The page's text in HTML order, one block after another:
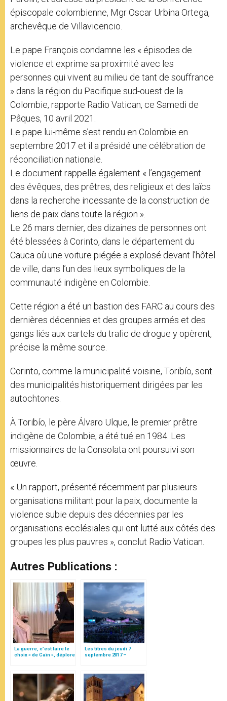
épiscopale colombienne, Mgr Oscar Urbina Ortega,
archevêque de Villavicencio.
Le pape François condamne les « épisodes de
violence et exprime sa proximité avec les
personnes qui vivent au milieu de tant de souffrance
» dans la région du Pacifique sud-ouest de la
Colombie, rapporte Radio Vatican, ce Samedi de
Pâques, 10 avril 2021.
Le pape lui-même s’est rendu en Colombie en
septembre 2017 et il a présidé une célébration de
réconciliation nationale.
Le document rappelle également « l’engagement
des évêques, des prêtres, des religieux et des laïcs
dans la recherche incessante de la construction de
liens de paix dans toute la région ».
Le 26 mars dernier, des dizaines de personnes ont
été blessées à Corinto, dans le département du
Cauca où une voiture piégée a explosé devant l’hôtel
de ville, dans l’un des lieux symboliques de la
communauté indigène en Colombie.
Cette région a été un bastion des FARC au cours des
dernières décennies et des groupes armés et des
gangs liés aux cartels du trafic de drogue y opèrent,
précise la même source.
Corinto, comme la municipalité voisine, Toribío, sont
des municipalités historiquement dirigées par les
autochtones.
À Toribío, le père Álvaro Ulque, le premier prêtre
indigène de Colombie, a été tué en 1984. Les
missionnaires de la Consolata ont poursuivi son
œuvre.
« Un rapport, présenté récemment par plusieurs
organisations militant pour la paix, documente la
violence subie depuis des décennies par les
organisations ecclésiales qui ont lutté aux côtés des
groupes les plus pauvres », conclut Radio Vatican.
Autres Publications :
La guerre, c’est faire le
choix « de Caïn », déplore
Les titres du jeudi 7
septembre 2017 –